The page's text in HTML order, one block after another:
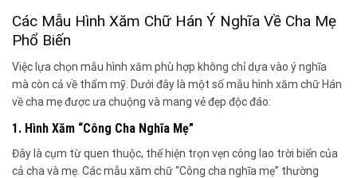
Các Mẫu Hình Xăm Chữ Hán Ý Nghĩa Về Cha Mẹ
Phổ Biến
Việc lựa chọn mẫu hình xăm phù hợp không chỉ dựa vào ý nghĩa
mà còn cả về thẩm mỹ. Dưới đây là một số mẫu hình xăm chữ Hán
về cha mẹ được ưa chuộng và mang vẻ đẹp độc đáo:
1. Hình Xăm “Công Cha Nghĩa Mẹ”
Đây là cụm từ quen thuộc, thể hiện trọn vẹn công lao trời biển của
cả cha và mẹ. Các mẫu xăm chữ “Công cha nghĩa mẹ” thường